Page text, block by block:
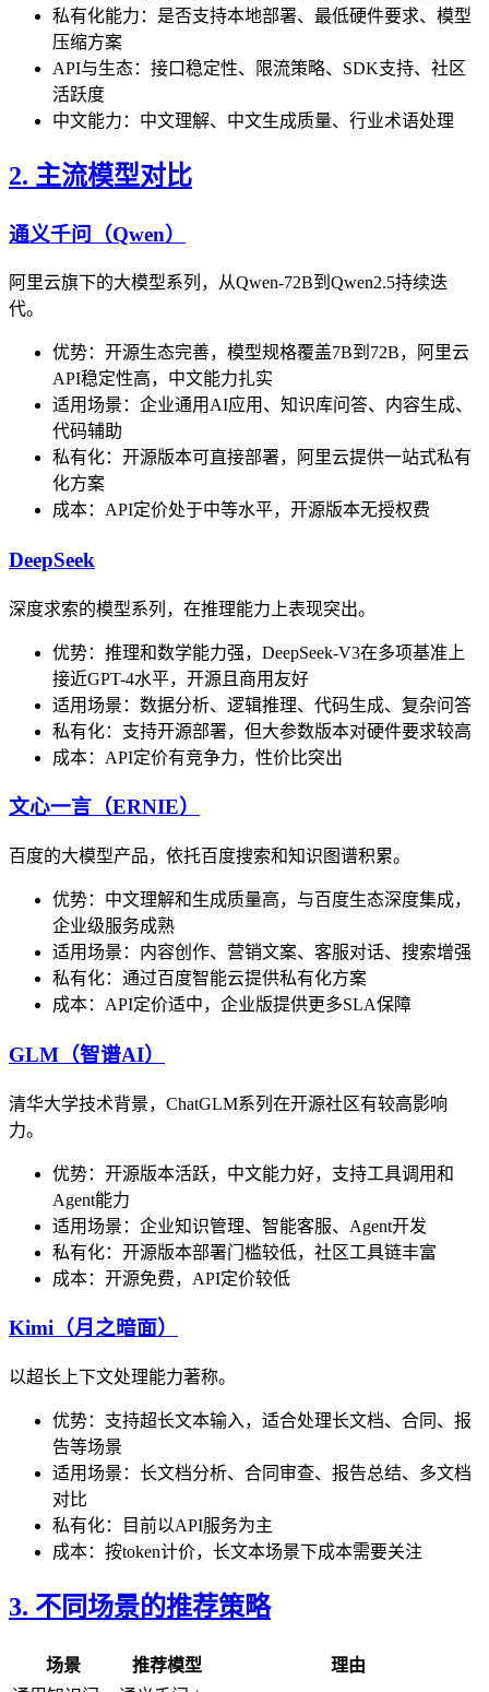
私有化能力：是否支持本地部署、最低硬件要求、模型
压缩方案
API与生态：接口稳定性、限流策略、SDK支持、社区
活跃度
中文能力：中文理解、中文生成质量、行业术语处理
2. 主流模型对比
通义千问（Qwen）
阿里云旗下的大模型系列，从Qwen-72B到Qwen2.5持续迭
代。
优势：开源生态完善，模型规格覆盖7B到72B，阿里云
API稳定性高，中文能力扎实
适用场景：企业通用AI应用、知识库问答、内容生成、
代码辅助
私有化：开源版本可直接部署，阿里云提供一站式私有
化方案
成本：API定价处于中等水平，开源版本无授权费
DeepSeek
深度求索的模型系列，在推理能力上表现突出。
优势：推理和数学能力强，DeepSeek-V3在多项基准上
接近GPT-4水平，开源且商用友好
适用场景：数据分析、逻辑推理、代码生成、复杂问答
私有化：支持开源部署，但大参数版本对硬件要求较高
成本：API定价有竞争力，性价比突出
文心一言（ERNIE）
百度的大模型产品，依托百度搜索和知识图谱积累。
优势：中文理解和生成质量高，与百度生态深度集成，
企业级服务成熟
适用场景：内容创作、营销文案、客服对话、搜索增强
私有化：通过百度智能云提供私有化方案
成本：API定价适中，企业版提供更多SLA保障
GLM（智谱AI）
清华大学技术背景，ChatGLM系列在开源社区有较高影响
力。
优势：开源版本活跃，中文能力好，支持工具调用和
Agent能力
适用场景：企业知识管理、智能客服、Agent开发
私有化：开源版本部署门槛较低，社区工具链丰富
成本：开源免费，API定价较低
Kimi（月之暗面）
以超长上下文处理能力著称。
优势：支持超长文本输入，适合处理长文档、合同、报
告等场景
适用场景：长文档分析、合同审查、报告总结、多文档
对比
私有化：目前以API服务为主
成本：按token计价，长文本场景下成本需要关注
3. 不同场景的推荐策略
场景 推荐模型
理由